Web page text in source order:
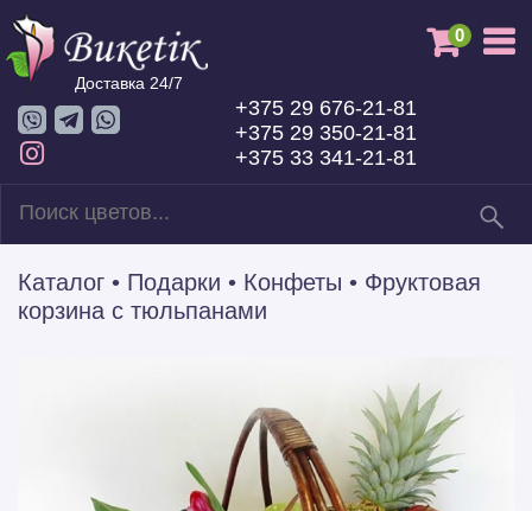
Доставка 24/7
+375 29 676-21-81
+375 29 350-21-81
+375 33 341-21-81
0
Каталог • Подарки • Конфеты • Фруктовая
корзина c тюльпанами